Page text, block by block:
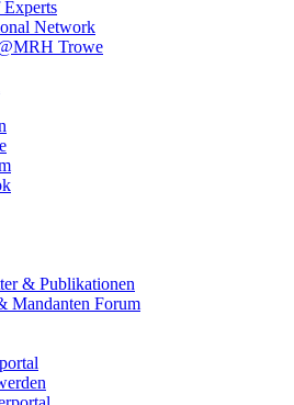
Experts
Network
Trowe
& Publikationen
Mandanten Forum